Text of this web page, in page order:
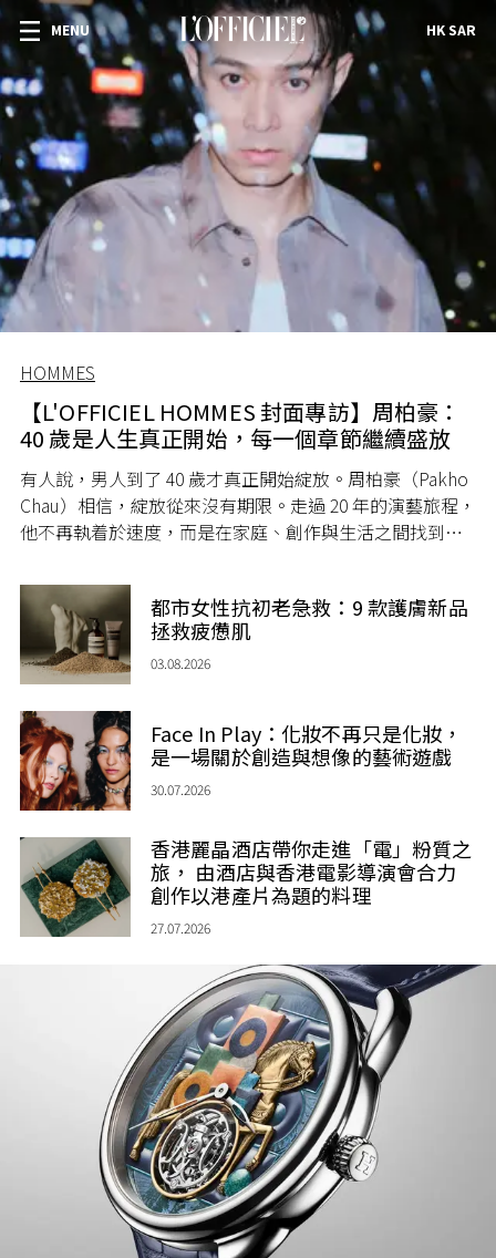
MENU HK SAR
HOMMES
【L'OFFICIEL HOMMES 封面專訪】周柏豪：
40 歲是人生真正開始，每一個章節繼續盛放
有人說，男人到了 40 歲才真正開始綻放。周柏豪（Pakho
Chau）相信，綻放從來沒有期限。走過 20 年的演藝旅程，
他不再執着於速度，而是在家庭、創作與生活之間找到屬
都市女性抗初老急救：9 款護膚新品
拯救疲憊肌
03.08.2026
Face In Play：化妝不再只是化妝，
是一場關於創造與想像的藝術遊戲
30.07.2026
香港麗晶酒店帶你走進「電」粉質之
旅， 由酒店與香港電影導演會合力
創作以港產片為題的料理
27.07.2026